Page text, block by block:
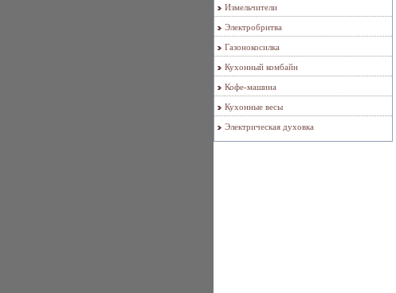
Измельчители
Электробритва
Газонокосилка
Кухонный комбайн
Кофе-машина
Кухонные весы
Электрическая духовка